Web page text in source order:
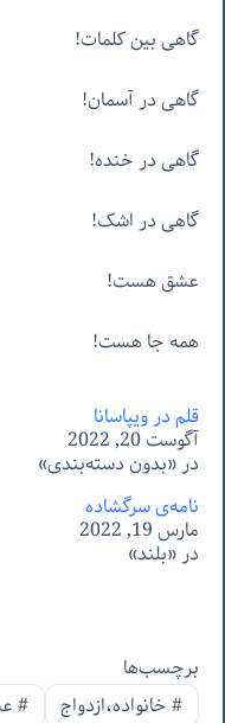
گاهی بین کلمات!
گاهی در آسمان!
گاهی در خنده!
گاهی در اشک!
عشق هست!
همه جا هست!
قلم در ویپاسانا
آگوست 20, 2022
در «بدون دسته‌بندی»
نامه‌ی سرگشاده
مارس 19, 2022
در «بلند»
برچسب‌ها
#خانواده،ازدواج #